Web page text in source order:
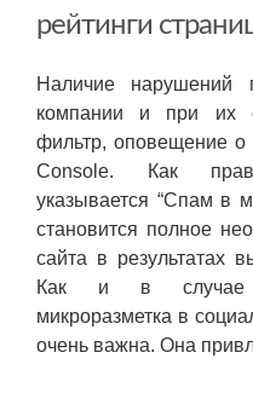
рейтинги
Наличие нарушений
компании и при их
фильтр, оповещение о
Console. Как
указывается “Спам в
становится полное
сайта в результатах
Как и в случае с
микроразметка в
очень важна. Она